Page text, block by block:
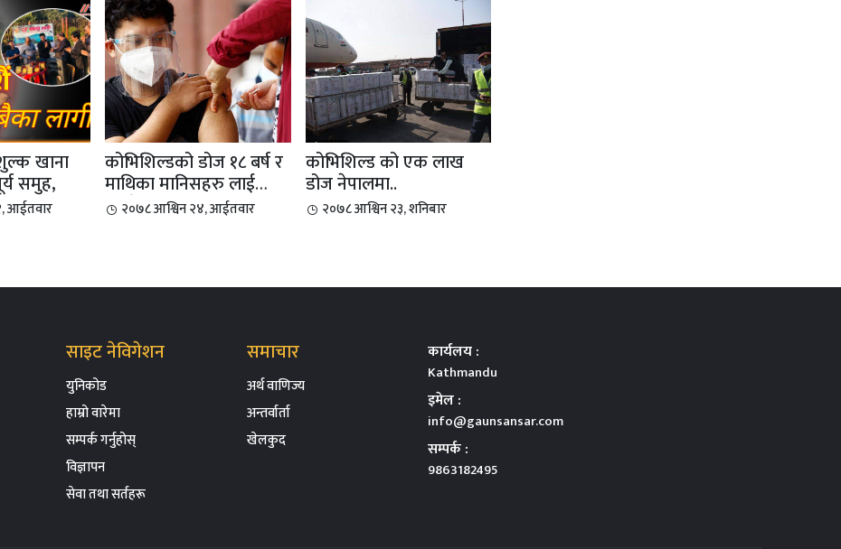
समुह,
आईतवार
कोभिशिल्डको डोज १८ बर्ष र
माथिका मानिसहरु लाई
दिइने२०७८ आश्विन २४, आईतवार
कोभिशिल्ड को एक लाख
डोज नेपालमा..
२०७८ आश्विन २३, शनिबार
साइट नेविगेशन
युनिकोड
हाम्रो वारेमा
सम्पर्क गर्नुहोस्
विज्ञापन
सेवा तथा सर्तहरू
समाचार
अर्थ वाणिज्य
अन्तर्वार्ता
खेलकुद
कार्यलय :
Kathmandu
इमेल :
info@gaunsansar.com
सम्पर्क :
9863182495